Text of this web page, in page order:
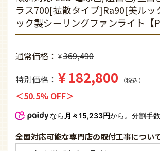
ラス700[拡散タイプ]Ra90[美ルッ
ック製シーリングファンライト【
通常価格 ¥369,490
特別価格
¥182,800 税込
50.5% OFF
なら 月々15,233円から。分割手
全国対応可能な専門店の取付工事につい